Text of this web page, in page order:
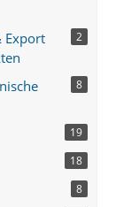
Export
2
8
19
18
8